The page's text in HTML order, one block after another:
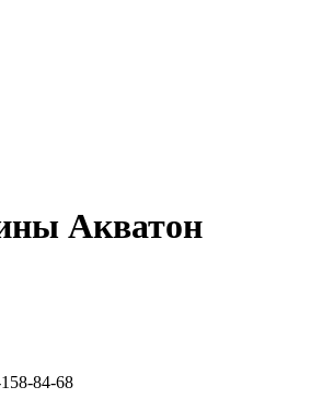
Акватон
84-68